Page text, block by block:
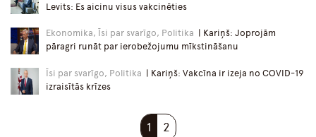
Levits: Es aicinu visus vakcinēties
Ekonomika, Īsi par svarīgo, Politika | Kariņš: Joprojām
pāragri runāt par ierobežojumu mīkstināšanu
Īsi par svarīgo, Politika | Kariņš: Vakcīna ir izeja no COVID-19
izraisītās krīzes
1 2